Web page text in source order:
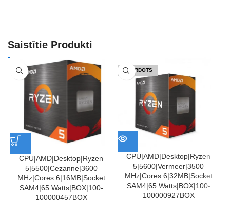
Saistītie Produkti
CPU|AMD|Desktop|Ryzen
5|5500|Cezanne|3600
MHz|Cores 6|16MB|Socket
SAM4|65 Watts|BOX|100-
100000457BOX
IZPĀRDOTS
CPU|AMD|Desktop|Ryzen
5|5600|Vermeer|3500
MHz|Cores 6|32MB|Socket
SAM4|65 Watts|BOX|100-
100000927BOX